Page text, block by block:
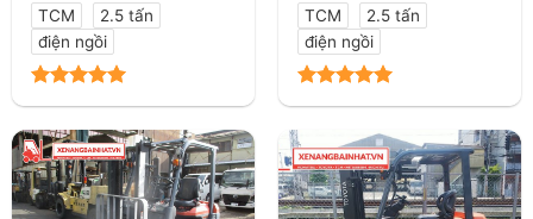
TCM
2.5 tấn
điện ngồi
TCM
2.5 tấn
điện ngồi